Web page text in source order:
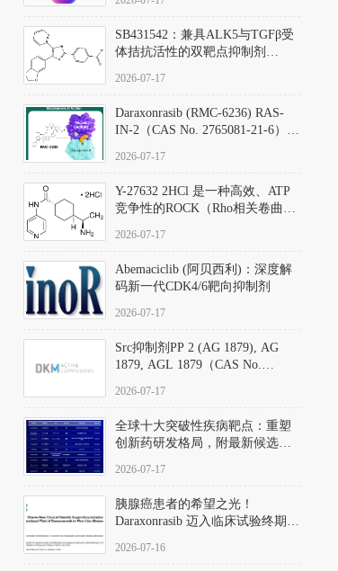
范
SB431542：兼具ALK5与TGFβ受
体拮抗活性的双靶点抑制剂
D801067）
2026-07-17
Daraxonrasib (RMC-6236) RAS-
IN-2（CAS No. 2765081-21-6）：
向KRAS/NRAS/HRAS的广谱RAS
2026-07-17
Y-27632 2HCl 是一种高效、ATP
竞争性的ROCK（Rho相关卷曲螺
同等抑制ROCK1与ROCK2；其通
过精准嵌入激酶的ATP结合位点
发挥抑制作用，对ROCK1和
ROCK2的解离常数（Ki）分别为
140 nM和300 nM；在众多丝氨酸/
中，其靶向ROCK的选择性超过
200倍，凸显出优异的分子特异
2026-07-17
Abemaciclib (阿贝西利)：深度解
码新一代CDK4/6靶向抑制剂
2026-07-17
Src抑制剂PP 2 (AG 1879), AG
1879, AGL 1879（CAS No.
应用指南
2026-07-17
全球十大突破性疾病靶点：重塑
创新药研发格局，附最新候选分
2026-07-17
胰腺癌患者的希望之光！
Daraxonrasib 迈入临床试验终期阶
2026-07-16